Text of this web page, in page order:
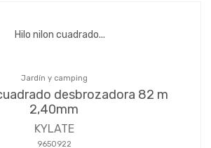
Jardín y camping
desbrozadora 82 m
2,40mm
KYLATE
9650922